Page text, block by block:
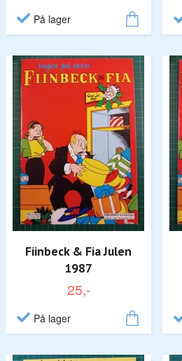
På lager
Fiinbeck & Fia Julen
1987
25,-
På lager